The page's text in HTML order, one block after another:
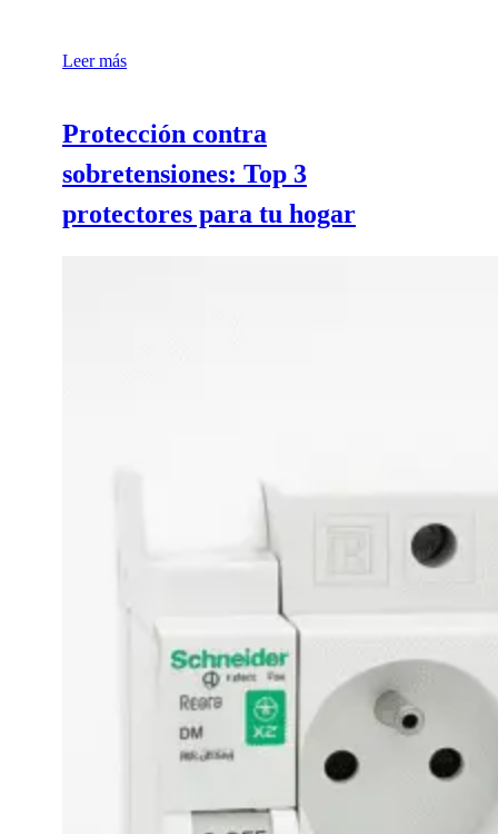
Leer más
Protección contra
sobretensiones: Top 3
protectores para tu hogar